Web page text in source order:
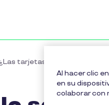
tarjetas de regalo son
Al hacer clic
en su
colaborar con